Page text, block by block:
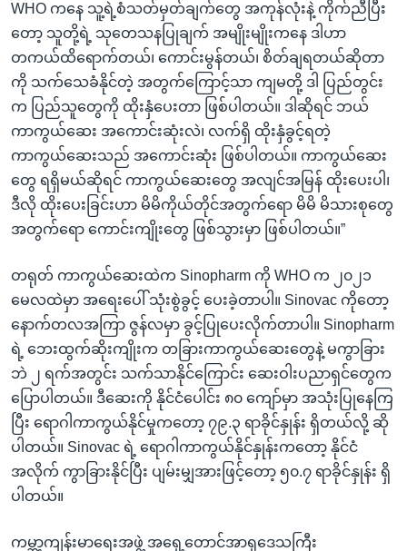
WHO ကနေ သူ့ရဲ့စံသတ်မှတ်ချက်တွေ အကုန်လုံးနဲ့ ကိုက်ညီပြီး
တော့ သူတို့ရဲ့ သုတေသနပြုချက် အမျိုးမျိုးကနေ ဒါဟာ
တကယ်ထိရောက်တယ်၊ ကောင်းမွန်တယ်၊ စိတ်ချရတယ်ဆိုတာ
ကို သက်သေခံနိုင်တဲ့ အတွက်ကြောင့်သာ ကျမတို့ ဒါ ပြည်တွင်း
က ပြည်သူတွေကို ထိုးနှံပေးတာ ဖြစ်ပါတယ်။ ဒါဆိုရင် ဘယ်
ကာကွယ်ဆေး အကောင်းဆုံးလဲ၊ လက်ရှိ ထိုးနှံခွင့်ရတဲ့
ကာကွယ်ဆေးသည် အကောင်းဆုံး ဖြစ်ပါတယ်။ ကာကွယ်ဆေး
တွေ ရရှိမယ်ဆိုရင် ကာကွယ်ဆေးတွေ အလျင်အမြန် ထိုးပေးပါ၊
ဒီလို ထိုးပေးခြင်းဟာ မိမိကိုယ်တိုင်အတွက်ရော မိမိ မိသားစုတွေ
အတွက်ရော ကောင်းကျိုးတွေ ဖြစ်သွားမှာ ဖြစ်ပါတယ်။”
တရုတ် ကာကွယ်ဆေးထဲက Sinopharm ကို WHO က ၂၀၂၁
မေလထဲမှာ အရေးပေါ် သုံးစွဲခွင့် ပေးခဲ့တာပါ။ Sinovac ကိုတော့
နောက်တလအကြာ ဇွန်လမှာ ခွင့်ပြုပေးလိုက်တာပါ။ Sinopharm
ရဲ့ ဘေးထွက်ဆိုးကျိုးက တခြားကာကွယ်ဆေးတွေနဲ့ မကွာခြား
ဘဲ ၂ ရက်အတွင်း သက်သာနိုင်ကြောင်း ဆေးဝါးပညာရှင်တွေက
ပြောပါတယ်။ ဒီဆေးကို နိုင်ငံပေါင်း ၈၀ ကျော်မှာ အသုံးပြုနေကြ
ပြီး ရောဂါကာကွယ်နိုင်မှုကတော့ ၇၉.၃ ရာခိုင်နှုန်း ရှိတယ်လို့ ဆို
ပါတယ်။ Sinovac ရဲ့ ရောဂါကာကွယ်နိုင်နှုန်းကတော့ နိုင်ငံ
အလိုက် ကွာခြားနိုင်ပြီး ပျမ်းမျှအားဖြင့်တော့ ၅၀.၇ ရာခိုင်နှုန်း ရှိ
ပါတယ်။
ကမ္ဘာ့ကျန်းမာရေးအဖွဲ့ အရှေ့တောင်အာရှဒေသကြီး